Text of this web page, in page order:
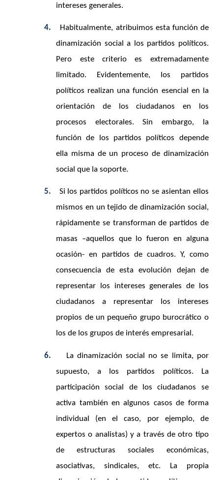
intereses generales.
4.
Habitualmente, atribuimos esta función de
dinamización social a los partidos políticos.
Pero este criterio es extremadamente
limitado. Evidentemente, los partidos
políticos realizan una función esencial en la
orientación de los ciudadanos en los
procesos electorales. Sin embargo, la
función de los partidos políticos depende
ella misma de un proceso de dinamización
social que la soporte.
5.
Si los partidos políticos no se asientan ellos
mismos en un tejido de dinamización social,
rápidamente se transforman de partidos de
masas –aquellos que lo fueron en alguna
ocasión- en partidos de cuadros. Y, como
consecuencia de esta evolución dejan de
representar los intereses generales de los
ciudadanos a representar los intereses
propios de un pequeño grupo burocrático o
los de los grupos de interés empresarial.
6.
La dinamización social no se limita, por
supuesto, a los partidos políticos. La
participación social de los ciudadanos se
activa también en algunos casos de forma
individual (en el caso, por ejemplo, de
expertos o analistas) y a través de otro tipo
de estructuras sociales económicas,
asociativas, sindicales, etc. La propia